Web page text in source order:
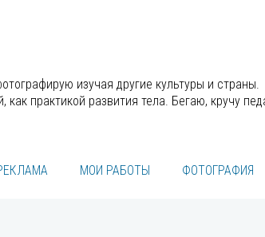
изучая другие культуры и страны.
практикой развития тела. Бегаю, кручу
МОИ РАБОТЫ ФОТОГРАФИЯ